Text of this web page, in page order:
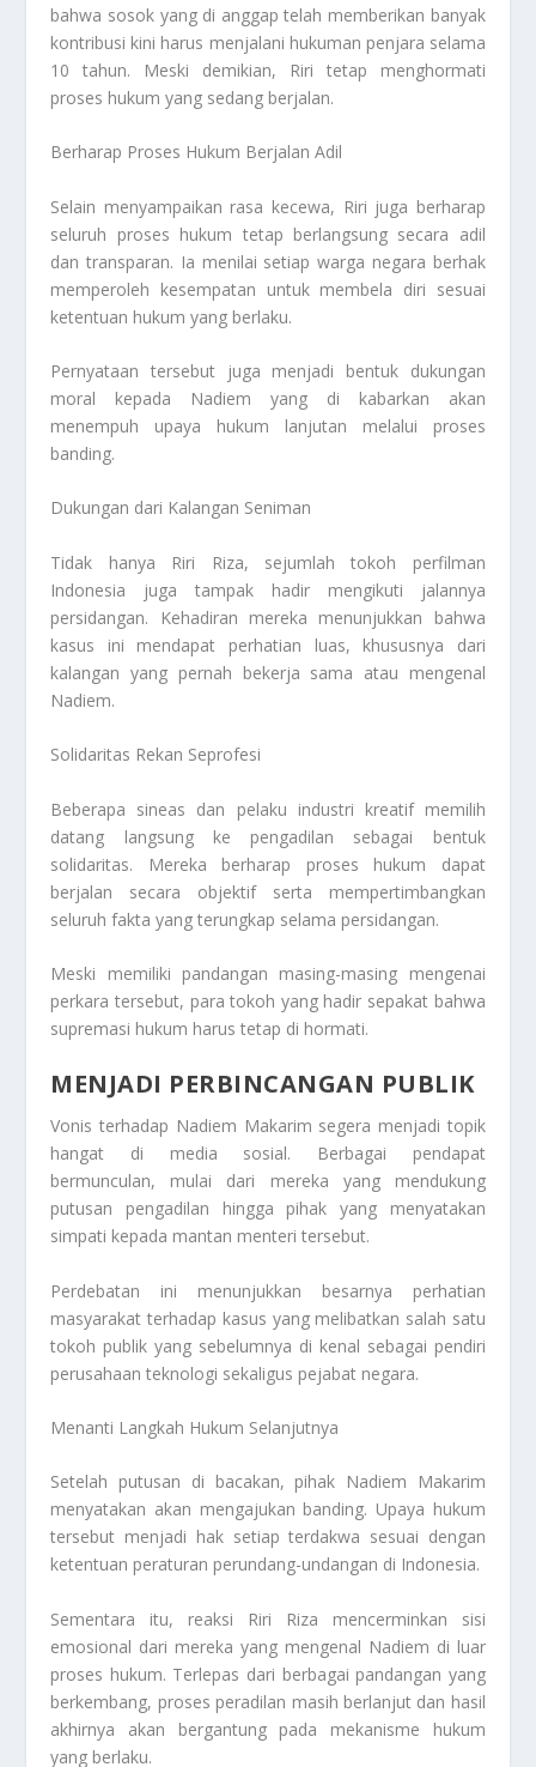
bahwa sosok yang di anggap telah memberikan banyak
kontribusi kini harus menjalani hukuman penjara selama
10 tahun. Meski demikian, Riri tetap menghormati
proses hukum yang sedang berjalan.
Berharap Proses Hukum Berjalan Adil
Selain menyampaikan rasa kecewa, Riri juga berharap
seluruh proses hukum tetap berlangsung secara adil
dan transparan. Ia menilai setiap warga negara berhak
memperoleh kesempatan untuk membela diri sesuai
ketentuan hukum yang berlaku.
Pernyataan tersebut juga menjadi bentuk dukungan
moral kepada Nadiem yang di kabarkan akan
menempuh upaya hukum lanjutan melalui proses
banding.
Dukungan dari Kalangan Seniman
Tidak hanya Riri Riza, sejumlah tokoh perfilman
Indonesia juga tampak hadir mengikuti jalannya
persidangan. Kehadiran mereka menunjukkan bahwa
kasus ini mendapat perhatian luas, khususnya dari
kalangan yang pernah bekerja sama atau mengenal
Nadiem.
Solidaritas Rekan Seprofesi
Beberapa sineas dan pelaku industri kreatif memilih
datang langsung ke pengadilan sebagai bentuk
solidaritas. Mereka berharap proses hukum dapat
berjalan secara objektif serta mempertimbangkan
seluruh fakta yang terungkap selama persidangan.
Meski memiliki pandangan masing-masing mengenai
perkara tersebut, para tokoh yang hadir sepakat bahwa
supremasi hukum harus tetap di hormati.
MENJADI PERBINCANGAN PUBLIK
Vonis terhadap Nadiem Makarim segera menjadi topik
hangat di media sosial. Berbagai pendapat
bermunculan, mulai dari mereka yang mendukung
putusan pengadilan hingga pihak yang menyatakan
simpati kepada mantan menteri tersebut.
Perdebatan ini menunjukkan besarnya perhatian
masyarakat terhadap kasus yang melibatkan salah satu
tokoh publik yang sebelumnya di kenal sebagai pendiri
perusahaan teknologi sekaligus pejabat negara.
Menanti Langkah Hukum Selanjutnya
Setelah putusan di bacakan, pihak Nadiem Makarim
menyatakan akan mengajukan banding. Upaya hukum
tersebut menjadi hak setiap terdakwa sesuai dengan
ketentuan peraturan perundang-undangan di Indonesia.
Sementara itu, reaksi Riri Riza mencerminkan sisi
emosional dari mereka yang mengenal Nadiem di luar
proses hukum. Terlepas dari berbagai pandangan yang
berkembang, proses peradilan masih berlanjut dan hasil
akhirnya akan bergantung pada mekanisme hukum
yang berlaku.